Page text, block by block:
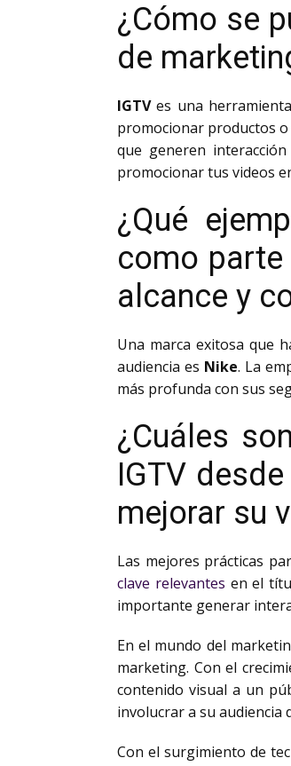
¿Cómo se
de
IGTVes una
promocionar productos
que generen
promocionar tus videos
¿Qué
como
alcance y
Una marca exitosa que
audiencia es Nike. La
más profunda con sus
¿Cuáles
IGTV
mejorar su
Las mejores prácticas
clave relevantes en el
importante generar
En el mundo del
marketing. Con el
contenido visual a un
involucrar a su audiencia
Con el surgimiento de